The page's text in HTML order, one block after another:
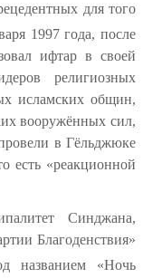
для того
1997 года, после
ифтар в своей
религиозных
исламских общин,
вооружённых сил,
в Гёльджюке
есть «реакционной
Синджана,
Благоденствия»
названием «Ночь